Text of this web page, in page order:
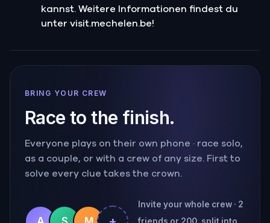
kannst. Weitere Informationen findest du
unter visit.mechelen.be!
BRING YOUR CREW
Race to the finish.
Everyone plays on their own phone · race solo,
as a couple, or with a crew of any size. First to
solve every clue takes the crown.
Invite your whole crew · 2
friends or 200, split into